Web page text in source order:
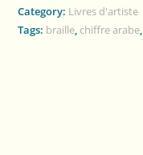
Category: Livres d'artiste
Tags: braille, chiffre arabe,